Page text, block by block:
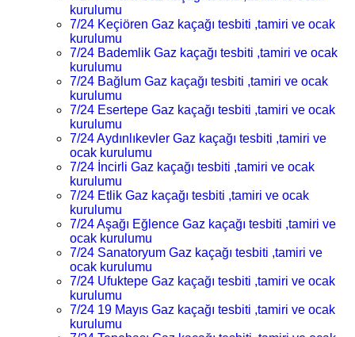
kurulumu
7/24 Keçiören Gaz kaçağı tesbiti ,tamiri ve ocak
kurulumu
7/24 Bademlik Gaz kaçağı tesbiti ,tamiri ve ocak
kurulumu
7/24 Bağlum Gaz kaçağı tesbiti ,tamiri ve ocak
kurulumu
7/24 Esertepe Gaz kaçağı tesbiti ,tamiri ve ocak
kurulumu
7/24 Aydınlıkevler Gaz kaçağı tesbiti ,tamiri ve
ocak kurulumu
7/24 İncirli Gaz kaçağı tesbiti ,tamiri ve ocak
kurulumu
7/24 Etlik Gaz kaçağı tesbiti ,tamiri ve ocak
kurulumu
7/24 Aşağı Eğlence Gaz kaçağı tesbiti ,tamiri ve
ocak kurulumu
7/24 Sanatoryum Gaz kaçağı tesbiti ,tamiri ve
ocak kurulumu
7/24 Ufuktepe Gaz kaçağı tesbiti ,tamiri ve ocak
kurulumu
7/24 19 Mayıs Gaz kaçağı tesbiti ,tamiri ve ocak
kurulumu